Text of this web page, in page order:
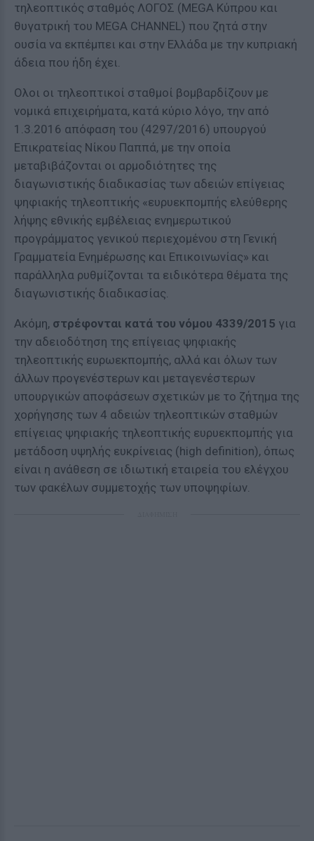
τηλεοπτικός σταθμός ΛΟΓΟΣ (MEGA Κύπρου και
θυγατρική του MEGA CHANNEL) που ζητά στην
ουσία να εκπέμπει και στην Ελλάδα με την κυπριακή
άδεια που ήδη έχει.
Ολοι οι τηλεοπτικοί σταθμοί βομβαρδίζουν με
νομικά επιχειρήματα, κατά κύριο λόγο, την από
1.3.2016 απόφαση του (4297/2016) υπουργού
Επικρατείας Νίκου Παππά, με την οποία
μεταβιβάζονται οι αρμοδιότητες της
διαγωνιστικής διαδικασίας των αδειών επίγειας
ψηφιακής τηλεοπτικής «ευρυεκπομπής ελεύθερης
λήψης εθνικής εμβέλειας ενημερωτικού
προγράμματος γενικού περιεχομένου στη Γενική
Γραμματεία Ενημέρωσης και Επικοινωνίας» και
παράλληλα ρυθμίζονται τα ειδικότερα θέματα της
διαγωνιστικής διαδικασίας.
Ακόμη, στρέφονται κατά του νόμου 4339/2015 για
την αδειοδότηση της επίγειας ψηφιακής
τηλεοπτικής ευρωεκπομπής, αλλά και όλων των
άλλων προγενέστερων και μεταγενέστερων
υπουργικών αποφάσεων σχετικών με το ζήτημα της
χορήγησης των 4 αδειών τηλεοπτικών σταθμών
επίγειας ψηφιακής τηλεοπτικής ευρυεκπομπής για
μετάδοση υψηλής ευκρίνειας (high definition), όπως
είναι η ανάθεση σε ιδιωτική εταιρεία του ελέγχου
των φακέλων συμμετοχής των υποψηφίων.